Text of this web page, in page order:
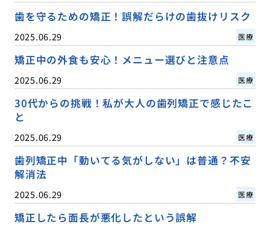
歯を守るための矯正！誤解だらけの歯抜けリスク
2025.06.29 医療
矯正中の外食も安心！メニュー選びと注意点
2025.06.29 医療
30代からの挑戦！私が大人の歯列矯正で感じたこ
と
2025.06.29 医療
歯列矯正中「動いてる気がしない」は普通？不安
解消法
2025.06.29 医療
矯正したら面長が悪化したという誤解